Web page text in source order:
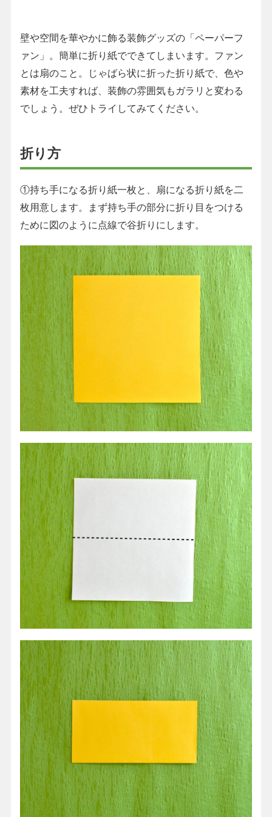
壁や空間を華やかに飾る装飾グッズの「ペーパーフ
ァン」。簡単に折り紙でできてしまいます。ファン
とは扇のこと。じゃばら状に折った折り紙で、色や
素材を工夫すれば、装飾の雰囲気もガラリと変わる
でしょう。ぜひトライしてみてください。
折り方
①持ち手になる折り紙一枚と、扇になる折り紙を二
枚用意します。まず持ち手の部分に折り目をつける
ために図のように点線で谷折りにします。